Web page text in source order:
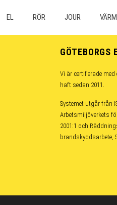
EL RÖR JOUR
GÖTEBORGS
Vi är certifierade
haft sedan 2011.
Systemet utgår från
Arbetsmiljöverkets
2001:1 och
brandskyddsarbete,